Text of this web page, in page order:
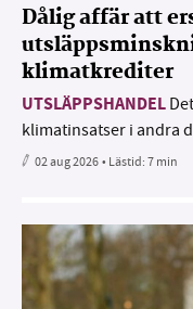
Dålig affär att
klimatkrediter
UTSLÄPPSHANDEL
klimatinsatser i andra
02 aug 2026• Lästid:7 min